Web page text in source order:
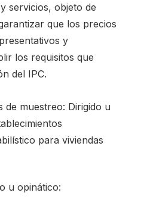
servicios, objeto de
que los precios
y
los requisitos que
del IPC.
de muestreo: Dirigido u
para viviendas
u opinático: